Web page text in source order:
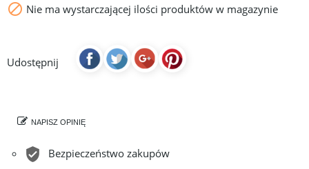
 Nie ma wystarczającej ilości produktów w magazynie
Udostępnij
NAPISZ OPINIĘ
Bezpieczeństwo zakupów